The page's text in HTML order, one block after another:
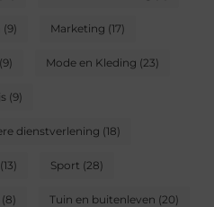
(9) Marketing (17)
(9) Mode en Kleding (23)
(9)
dienstverlening (18)
(13) Sport (28)
(8) Tuin en buitenleven (20)